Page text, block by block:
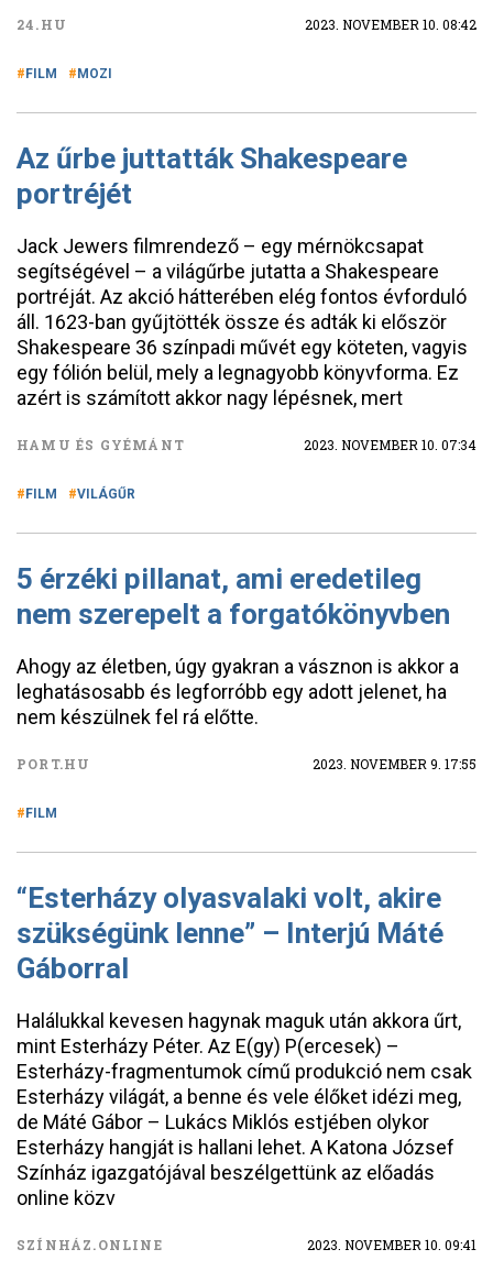
24.HU 2023. NOVEMBER 10. 08:42
FILM MOZI
Az űrbe juttatták Shakespeare
portréjét
Jack Jewers filmrendező – egy mérnökcsapat
segítségével – a világűrbe jutatta a Shakespeare
portréját. Az akció hátterében elég fontos évforduló
áll. 1623-ban gyűjtötték össze és adták ki először
Shakespeare 36 színpadi művét egy köteten, vagyis
egy fólión belül, mely a legnagyobb könyvforma. Ez
azért is számított akkor nagy lépésnek, mert
HAMU ÉS GYÉMÁNT 2023. NOVEMBER 10. 07:34
FILM VILÁGŰR
5 érzéki pillanat, ami eredetileg
nem szerepelt a forgatókönyvben
Ahogy az életben, úgy gyakran a vásznon is akkor a
leghatásosabb és legforróbb egy adott jelenet, ha
nem készülnek fel rá előtte.
PORT.HU 2023. NOVEMBER 9. 17:55
FILM
“Esterházy olyasvalaki volt, akire
szükségünk lenne” – Interjú Máté
Gáborral
Halálukkal kevesen hagynak maguk után akkora űrt,
mint Esterházy Péter. Az E(gy) P(ercesek) –
Esterházy-fragmentumok című produkció nem csak
Esterházy világát, a benne és vele élőket idézi meg,
de Máté Gábor – Lukács Miklós estjében olykor
Esterházy hangját is hallani lehet. A Katona József
Színház igazgatójával beszélgettünk az előadás
online közv
SZÍNHÁZ.ONLINE 2023. NOVEMBER 10. 09:41